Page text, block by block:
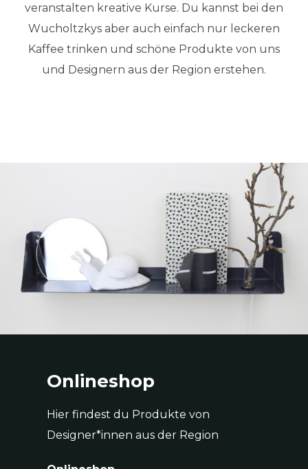
veranstalten kreative Kurse. Du kannst bei den
Wucholtzkys aber auch einfach nur leckeren
Kaffee trinken und schöne Produkte von uns
und Designern aus der Region erstehen.
Onlineshop
Hier findest du Produkte von
Designer*innen aus der Region